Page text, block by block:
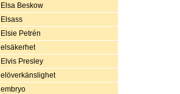
Elsa Beskow
Elsass
Elsie Petrén
elsäkerhet
Elvis Presley
elöverkänslighet
embryo